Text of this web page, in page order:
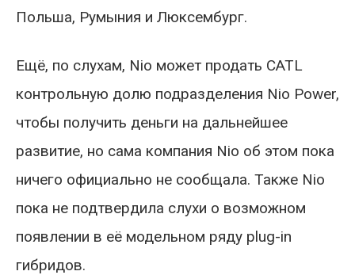
Польша, Румыния и Люксембург.
Ещё, по слухам, Nio может продать CATL
контрольную долю подразделения Nio Power,
чтобы получить деньги на дальнейшее
развитие, но сама компания Nio об этом пока
ничего официально не сообщала. Также Nio
пока не подтвердила слухи о возможном
появлении в её модельном ряду plug-in
гибридов.